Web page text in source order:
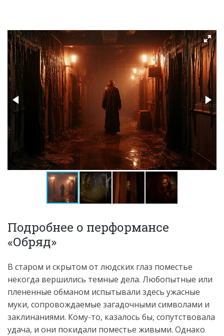
Подробнее о перформансе
«Обряд»
В старом и скрытом от людских глаз поместье
некогда вершились темные дела. Любопытные или
плененные обманом испытывали здесь ужасные
муки, сопровождаемые загадочными символами и
заклинаниями. Кому-то, казалось бы, сопутствовала
удача, и они покидали поместье живыми. Однако